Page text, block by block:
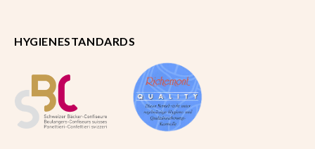
HYGIENESTANDARDS